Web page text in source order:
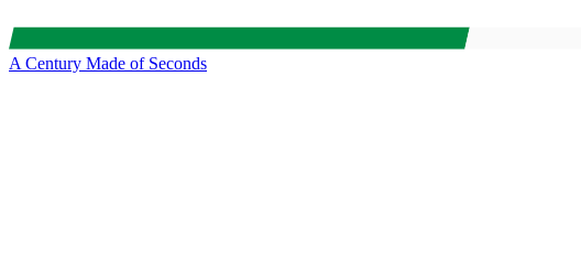
A Century Made of Seconds